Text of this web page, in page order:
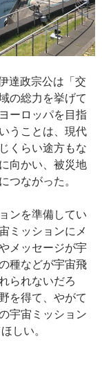
達政宗公は「交
の総力を挙げて
ーロッパを目指
うことは、現代
くらい途方もな
向かい、被災地
つながった。
ンを準備してい
ミッションにメ
メッセージが宇
種などが宇宙飛
られないだろ
を得て、やがて
宇宙ミッション
しい。